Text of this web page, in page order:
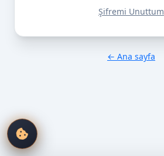
Şifremi Unuttum
← Ana sayfa